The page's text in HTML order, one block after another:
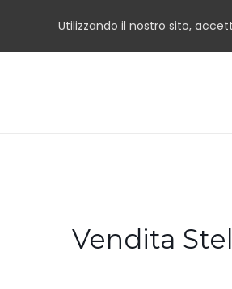
Utilizzando il nostro sito,
Vendita